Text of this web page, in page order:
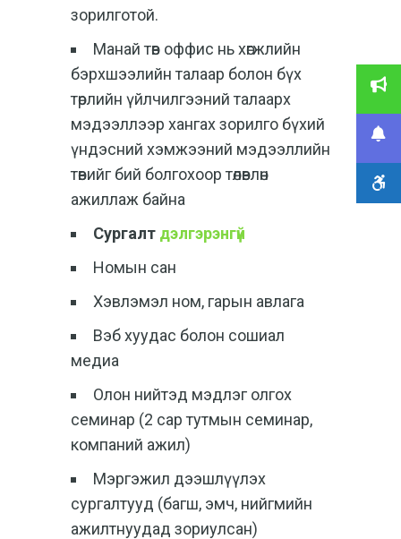
зорилготой.
Манай төв оффис нь хөгжлийн
бэрхшээлийн талаар болон бүх
төрлийн үйлчилгээний талаарх
мэдээллээр хангах зорилго бүхий
үндэсний хэмжээний мэдээллийн
төвийг бий болгохоор төлөвлөн
ажиллаж байна
Сургалт дэлгэрэнгүй
Номын сан
Хэвлэмэл ном, гарын авлага
Вэб хуудас болон сошиал
медиа
Олон нийтэд мэдлэг олгох
семинар (2 сар тутмын семинар,
компаний ажил)
Мэргэжил дээшлүүлэх
сургалтууд (багш, эмч, нийгмийн
ажилтнуудад зориулсан)